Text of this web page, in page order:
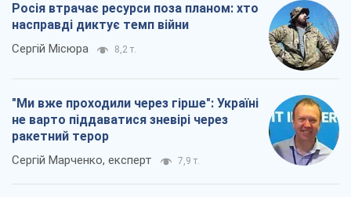
Росія втрачає ресурси поза планом: хто
насправді диктує темп війни
Сергій Місюра 8,2 т.
"Ми вже проходили через гірше": Україні
не варто піддаватися зневірі через
ракетний терор
Сергій Марченко, експерт 7,9 т.